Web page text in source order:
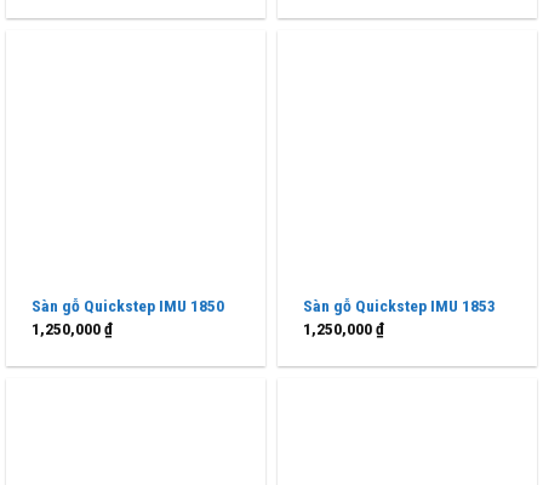
Sàn gỗ Quickstep IMU 1850
1,250,000₫
Sàn gỗ Quickstep IMU 1853
1,250,000₫